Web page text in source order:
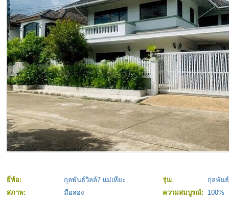
ยี่ห้อ: กุลพันธ์วิลล์7 แม่เหียะ รุ่น:
กุลพัน
สภาพ:
มือสอง ความสมบูรณ์:
100%